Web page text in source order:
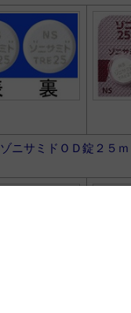
ゾニサミドＯＤ錠２５